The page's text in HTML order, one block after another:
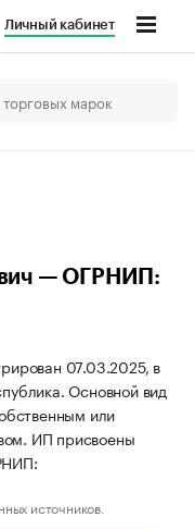
Личный кабинет
— ОГРНИП:
07.03.2025, в
Основной вид
или
ИП присвоены
источников.